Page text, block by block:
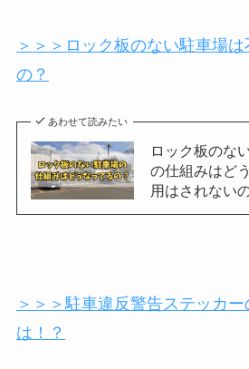
＞＞＞ロック板のない駐車場
の？
あわせて読みたい
ロック板のな
の仕組みはど
用はされない
＞＞＞駐車違反警告ステッカー
は！？